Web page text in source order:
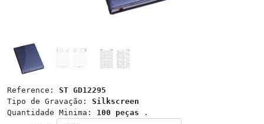
Reference: ST GD12295
Tipo de Gravação: Silkscreen
Quantidade Minima: 100 peças .